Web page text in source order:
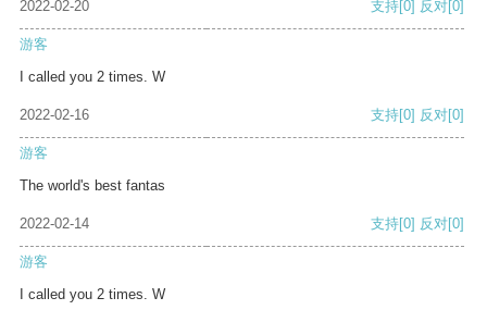
2022-02-20 支持[0] 反对[0]
游客
I called you 2 times. W
2022-02-16 支持[0] 反对[0]
游客
The world's best fantas
2022-02-14 支持[0] 反对[0]
游客
I called you 2 times. W